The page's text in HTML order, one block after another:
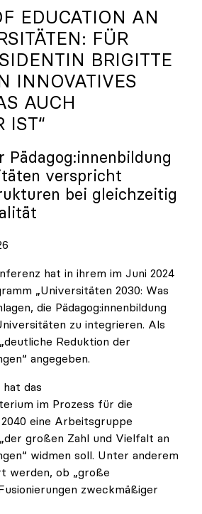
EDUCATION AN
FÜR
BRIGITTE
INNOVATIVES
AUCH
IST“
Pädagog:innenbildung
verspricht
bei gleichzeitig
hat in ihrem im Juni 2024
„Universitäten 2030: Was
die Pädagog:innenbildung
zu integrieren. Als
Reduktion der
angegeben.
hat das
im Prozess für die
eine Arbeitsgruppe
großen Zahl und Vielfalt an
widmen soll. Unter anderem
werden, ob „große
zweckmäßiger